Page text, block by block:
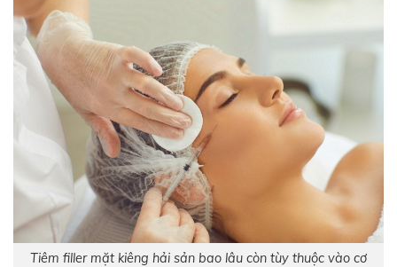
Tiêm filler mặt kiêng hải sản bao lâu còn tùy thuộc vào cơ